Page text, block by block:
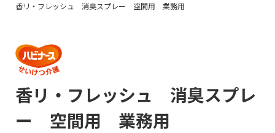
香リ・フレッシュ 消臭スプレー 空間用 業務用
香リ・フレッシュ 消臭スプレ
ー 空間用 業務用